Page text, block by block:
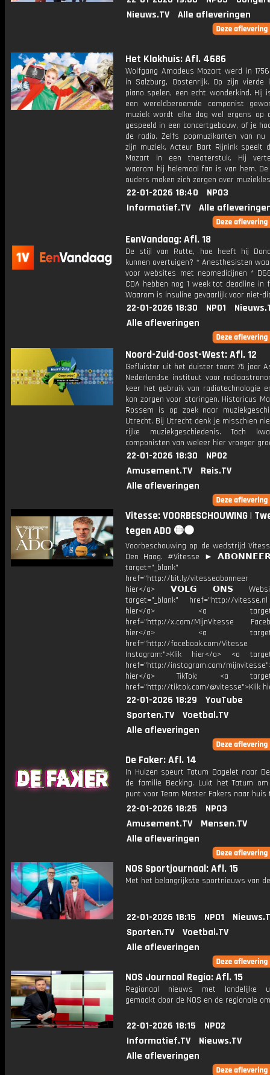
Nieuws.TV
Alle afleveringen
Het Klokhuis: Afl. 4686
Wolfgang Amadeus Mozart werd in
in Salzburg, Oostenrijk. Op zijn vierde
piano spelen, een echt wonderkind. Hij
een wereldberoemde componist
muziek wordt elke dag wel ergens op
gespeeld in een concertgebouw, of je
de radio. Zelfs popmuzikanten van nu
zijn muziek. Acteur Bart Rijnink speelt
Mozart in een theaterstuk. Hij
waarom hij helemaal fan is van hem.
ouders maken zich zorgen over
22-01-2026 18:40
NPO3
Informatief.TV
Alle
EenVandaag: Afl. 18
De stijl van Rutte, hoe heeft hij
kunnen overtuigen? * Anesthesisten
voor websites met nepmedicijnen *
CDA hebben nog 1 week tot deadline in
Waarom is insuline gevaarlijk voor niet-
22-01-2026 18:30 NPO1
Alle afleveringen
Noord-Zuid-Oost-West: Afl. 12
Gefluister uit het duister toont 75 jaar
Nederlandse instituut voor
keer het gebruik van radiotechnologie
kan zorgen voor storingen. Historicus
Rossem is op zoek naar
Utrecht. Bij Utrecht denk je misschien
rijke muziekgeschiedenis. Toch
componisten van weleer hier vroeger
22-01-2026 18:30
NPO2
Amusement.TV
Reis.TV
Alle afleveringen
Vitesse: VOORBESCHOUWING |
tegen ADO 🟡⚫️
Voorbeschouwing op de wedstrijd
Den Haag. #Vitesse ►
target="_blank"
href="http://bit.ly/
hier</a> 𝗩𝗢𝗟𝗚 𝗢𝗡𝗦
target="_blank" href="http://
hier</a> <a
href="http://x.com/MijnVitesse
hier</a> <a
href="http://facebook.com/Vitesse
Instagram:">Klik hier</a> <a
href="http://instagram.com/
hier</a> TikTok: <a
href="http://tiktok.com/@vitesse">Klik
22-01-2026 18:29
YouTube
Sporten.TV
Voetbal.TV
Alle afleveringen
De Faker: Afl. 14
In Huizen speurt Tatum Dagelet naar
de familie Becking. Lukt het Tatum
punt voor Team Master Fakers naar huis
22-01-2026 18:25
NPO3
Amusement.TV
Mensen.TV
Alle afleveringen
NOS Sportjournaal: Afl. 15
Met het belangrijkste sportnieuws van
22-01-2026 18:15 NPO1
Sporten.TV
Voetbal.TV
Alle afleveringen
NOS Journaal Regio: Afl. 15
Regionaal nieuws met landelijke
gemaakt door de NOS en de regionale
22-01-2026 18:15
NPO2
Informatief.TV
Nieuws.TV
Alle afleveringen